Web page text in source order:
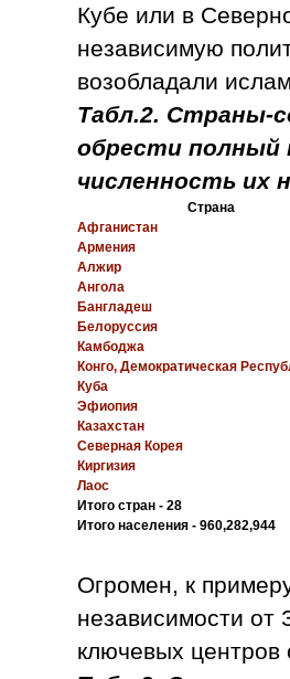
Кубе или в
независимую
возобладали
Табл.2. Страны-
обрести полный
численность их
Страна
Афганистан
Армения
Алжир
Ангола
Бангладеш
Белоруссия
Камбоджа
Конго, Демократическая
Куба
Эфиопия
Казахстан
Северная Корея
Киргизия
Лаос
Итого стран - 28
Итого населения - 960,282,944
Огромен, к
независимости
ключевых